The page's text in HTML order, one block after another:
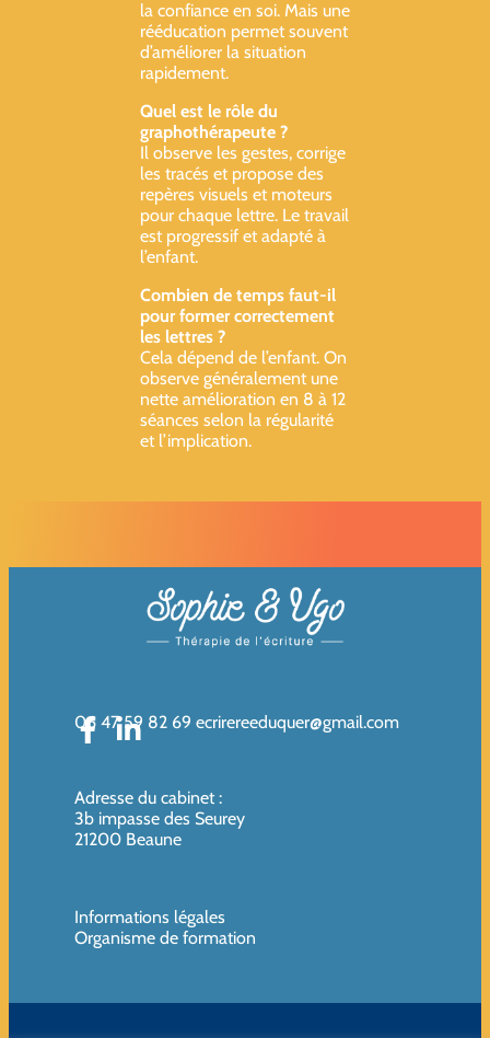
la confiance en soi. Mais une
rééducation permet souvent
d’améliorer la situation
rapidement.
Quel est le rôle du
graphothérapeute ?
Il observe les gestes, corrige
les tracés et propose des
repères visuels et moteurs
pour chaque lettre. Le travail
est progressif et adapté à
l’enfant.
Combien de temps faut-il
pour former correctement
les lettres ?
Cela dépend de l’enfant. On
observe généralement une
nette amélioration en 8 à 12
séances selon la régularité
et l’implication.
06 47 59 82 69 ecrirereeduquer@gmail.com
Adresse du cabinet :
3b impasse des Seurey
21200 Beaune
Informations légales
Organisme de formation